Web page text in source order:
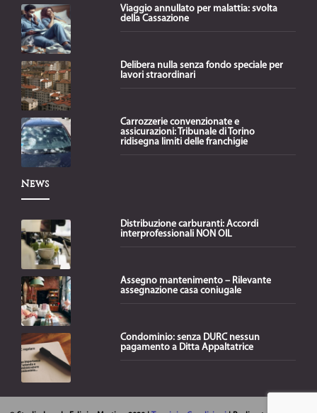
Viaggio annullato per malattia: svolta
della Cassazione
Delibera nulla senza fondo speciale per
lavori straordinari
Carrozzerie convenzionate e
assicurazioni: Tribunale di Torino
ridisegna limiti delle franchigie
News
Distribuzione carburanti: Accordi
interprofessionali NON OIL
Assegno mantenimento – Rilevante
assegnazione casa coniugale
Condominio: senza DURC nessun
pagamento a Ditta Appaltatrice